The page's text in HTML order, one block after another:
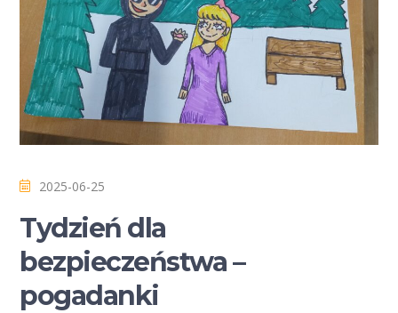
2025-06-25
Tydzień dla
bezpieczeństwa –
pogadanki